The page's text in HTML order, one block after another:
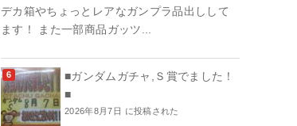
デカ箱やちょっとレアなガンプラ品出しして
ます！ また一部商品ガッツ...
■ガンダムガチャ,Ｓ賞でました！
■
2026年8月7日 に投稿された